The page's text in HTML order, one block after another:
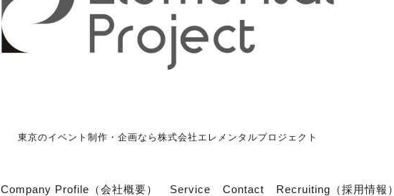
東京のイベント制作・企画なら株式会社エレメンタルプロジェクト
Company Profile（会社概要） Service Contact Recruiting（採用情報）